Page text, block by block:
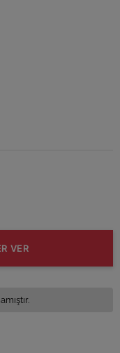
VER